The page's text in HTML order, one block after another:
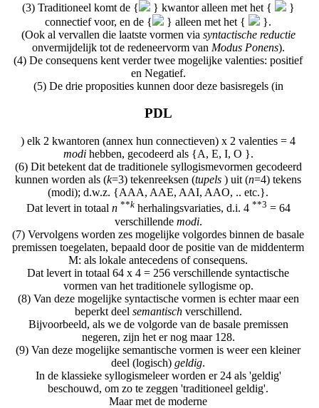
(3) Traditioneel komt de {
} kwantor alleen met het {
}
connectief voor, en de {
} alleen met het {
}.
(Ook al vervallen die laatste vormen via syntactische reductie
onvermijdelijk tot de redeneervorm van Modus Ponens).
(4) De consequens kent verder twee mogelijke valenties: positief
en Negatief.
(5) De drie proposities kunnen door deze basisregels (in
PDL
) elk 2 kwantoren (annex hun connectieven) x 2 valenties = 4
modihebben, gecodeerd als {A, E, I, O }.
(6) Dit betekent dat de traditionele syllogismevormen gecodeerd
kunnen worden als (k=3) tekenreeksen (tupels ) uit (n=4) tekens
(modi); d.w.z. {AAA, AAE, AAI, AAO, .. etc.}.
Dat levert in totaal n **kherhalingsvariaties, d.i. 4 **3 = 64
verschillende modi.
(7) Vervolgens worden zes mogelijke volgordes binnen de basale
premissen toegelaten, bepaald door de positie van de middenterm
M: als lokale antecedens of consequens.
Dat levert in totaal 64 x 4 = 256 verschillende syntactische
vormen van het traditionele syllogisme op.
(8) Van deze mogelijke syntactische vormen is echter maar een
beperkt deel semantischverschillend.
Bijvoorbeeld, als we de volgorde van de basale premissen
negeren, zijn het er nog maar 128.
(9) Van deze mogelijke semantische vormen is weer een kleiner
deel (logisch) geldig.
In de klassieke syllogismeleer worden er 24 als 'geldig'
beschouwd, om zo te zeggen 'traditioneel geldig'.
Maar met de moderne